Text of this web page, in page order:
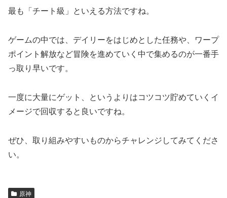
最も「チート級」といえる方法ですね。
ゲームの中では、デイリーをはじめとした任務や、ワープ
ポイント解放など冒険を進めていく中で集めるのが一番手
っ取り早いです。
一度に大量にゲット、というよりはコツコツ貯めていくイ
メージで回収すると良いですね。
ぜひ、取り組みやすいものからチャレンジしてみてくださ
い。
原神